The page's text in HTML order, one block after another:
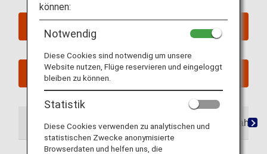
Meine geplanten Reisen ansehen
Am Flughafen Lounges Sitzplätze
können:
Notwendig
Diese Cookies sind notwendig um unsere
Website nutzen, Flüge reservieren und eingeloggt
bleiben zu können.
Statistik
Diese Cookies verwenden zu analytischen und
statistischen Zwecke anonymisierte
Browserdaten und helfen uns, die